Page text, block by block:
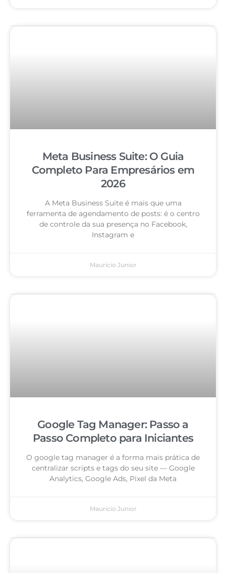
Meta Business Suite: O Guia
Completo Para Empresários em
2026
A Meta Business Suite é mais que uma
ferramenta de agendamento de posts: é o centro
de controle da sua presença no Facebook,
Instagram e
Mauricio Junior
Google Tag Manager: Passo a
Passo Completo para Iniciantes
O google tag manager é a forma mais prática de
centralizar scripts e tags do seu site — Google
Analytics, Google Ads, Pixel da Meta
Mauricio Junior